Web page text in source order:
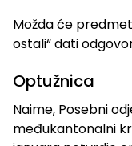
Možda će
ostali“ dati
Optužnica
Naime, Posebni
međukantonalni